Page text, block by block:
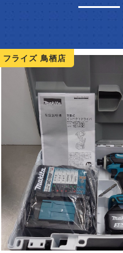
フライズ
2026/06/15
佐賀 のお客様より ハイ